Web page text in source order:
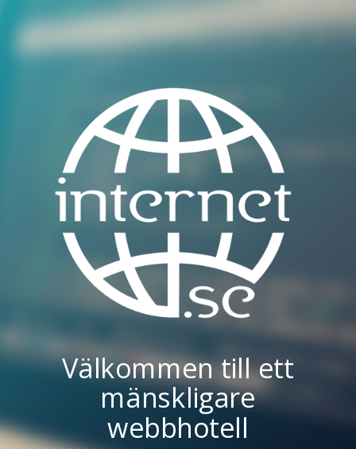
Välkommen till ett
mänskligare
webbhotell